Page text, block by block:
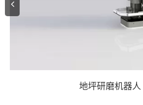
地坪研磨机器人